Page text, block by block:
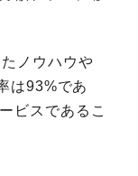
ノウハウや
は93%であ
ビスであるこ